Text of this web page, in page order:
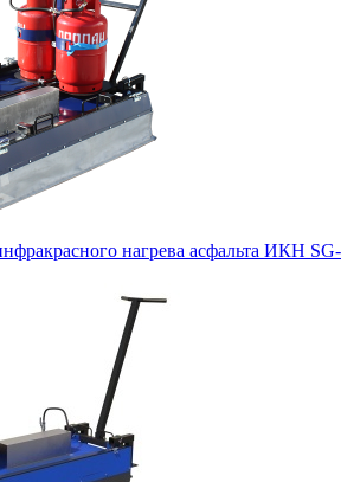
нагрева асфальта ИКН SG-